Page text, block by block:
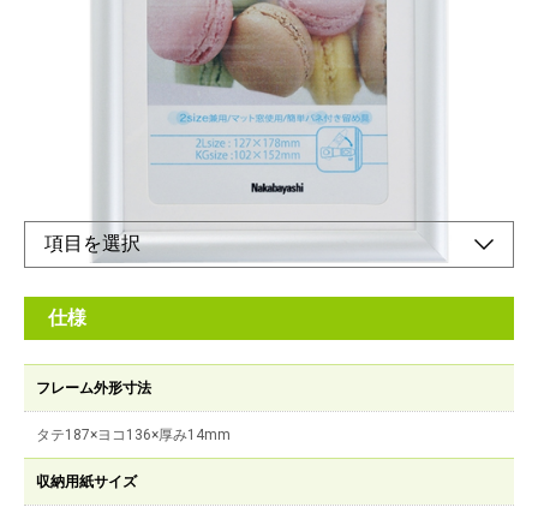
マット台紙使用で2種類のサイズに対応できます。
オンラインショップ
仕様
フレーム外形寸法
タテ187×ヨコ136×厚み14mm
収納用紙サイズ